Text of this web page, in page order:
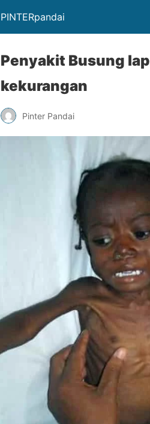
PINTERpandai
Penyakit Busung
kekurangan
Pinter Pandai